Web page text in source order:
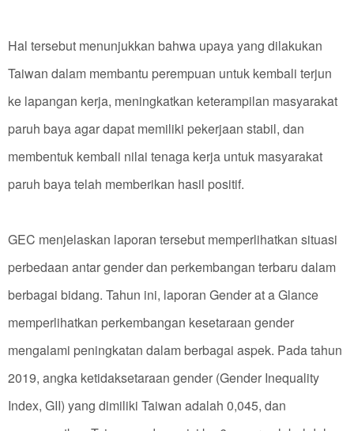
Hal tersebut menunjukkan bahwa upaya yang dilakukan
Taiwan dalam membantu perempuan untuk kembali terjun
ke lapangan kerja, meningkatkan keterampilan masyarakat
paruh baya agar dapat memiliki pekerjaan stabil, dan
membentuk kembali nilai tenaga kerja untuk masyarakat
paruh baya telah memberikan hasil positif.
GEC menjelaskan laporan tersebut memperlihatkan situasi
perbedaan antar gender dan perkembangan terbaru dalam
berbagai bidang. Tahun ini, laporan Gender at a Glance
memperlihatkan perkembangan kesetaraan gender
mengalami peningkatan dalam berbagai aspek. Pada tahun
2019, angka ketidaksetaraan gender (Gender Inequality
Index, GII) yang dimiliki Taiwan adalah 0,045, dan